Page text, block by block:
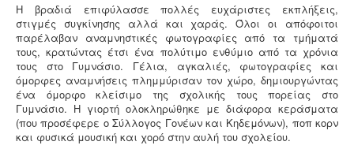
Η βραδιά επιφύλασσε πολλές ευχάριστες εκπλήξεις,
στιγμές συγκίνησης αλλά και χαράς. Όλοι οι απόφοιτοι
παρέλαβαν αναμνηστικές φωτογραφίες από τα τμήματά
τους, κρατώντας έτσι ένα πολύτιμο ενθύμιο από τα χρόνια
τους στο Γυμνάσιο. Γέλια, αγκαλιές, φωτογραφίες και
όμορφες αναμνήσεις πλημμύρισαν τον χώρο, δημιουργώντας
ένα όμορφο κλείσιμο της σχολικής τους πορείας στο
Γυμνάσιο. Η γιορτή ολοκληρώθηκε με διάφορα κεράσματα
(που προσέφερε ο Σύλλογος Γονέων και Κηδεμόνων), ποπ κορν
και φυσικά μουσική και χορό στην αυλή του σχολείου.